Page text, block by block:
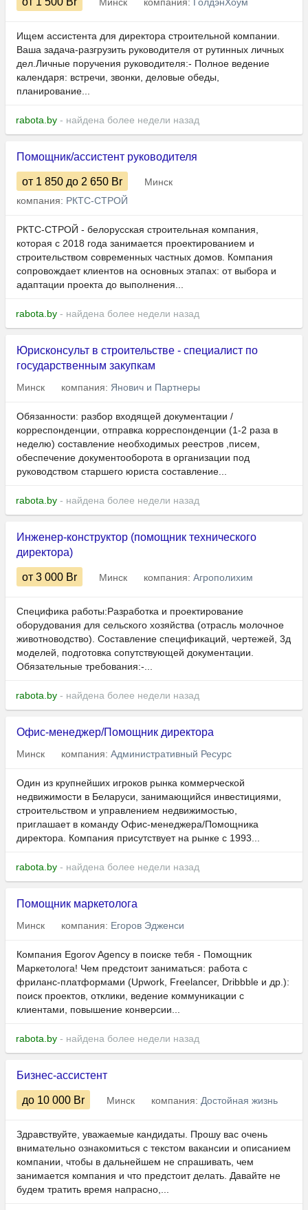
Минск компания: ГолдэнХоум
Ищем ассистента для директора строительной компании.
Ваша задача-разгрузить руководителя от рутинных личных
дел.Личные поручения руководителя:- Полное ведение
календаря: встречи, звонки, деловые обеды,
планирование...
rabota.by - найдена более недели назад
Помощник/ассистент руководителя
от 1 850 до 2 650 Br
Минск
компания: РКТС-СТРОЙ
РКТС-СТРОЙ - белорусская строительная компания,
которая с 2018 года занимается проектированием и
строительством современных частных домов. Компания
сопровождает клиентов на основных этапах: от выбора и
адаптации проекта до выполнения...
rabota.by - найдена более недели назад
Юрисконсульт в строительстве - специалист по
государственным закупкам
Минск компания: Янович и Партнеры
Обязанности: разбор входящей документации /
корреспонденции, отправка корреспонденции (1-2 раза в
неделю) составление необходимых реестров ,писем,
обеспечение документооборота в организации под
руководством старшего юриста составление...
rabota.by - найдена более недели назад
Инженер-конструктор (помощник технического
директора)
от 3 000 Br Минск компания: Агрополихим
Специфика работы:Разработка и проектирование
оборудования для сельского хозяйства (отрасль молочное
животноводство). Составление спецификаций, чертежей, 3д
моделей, подготовка сопутствующей документации.
Обязательные требования:-...
rabota.by - найдена более недели назад
Офис-менеджер/Помощник директора
Минск компания: Административный Ресурс
Один из крупнейших игроков рынка коммерческой
недвижимости в Беларуси, занимающийся инвестициями,
строительством и управлением недвижимостью,
приглашает в команду Офис-менеджера/Помощника
директора. Компания присутствует на рынке с 1993...
rabota.by - найдена более недели назад
Помощник маркетолога
Минск компания: Егоров Эдженси
Компания Egorov Agency в поиске тебя - Помощник
Маркетолога! Чем предстоит заниматься: работа с
фриланс-платформами (Upwork, Freelancer, Dribbble и др.):
поиск проектов, отклики, ведение коммуникации с
клиентами, повышение конверсии...
rabota.by - найдена более недели назад
Бизнес-ассистент
до 10 000 Br Минск компания: Достойная жизнь
Здравствуйте, уважаемые кандидаты. Прошу вас очень
внимательно ознакомиться с текстом вакансии и описанием
компании, чтобы в дальнейшем не спрашивать, чем
занимается компания и что предстоит делать. Давайте не
будем тратить время напрасно,...